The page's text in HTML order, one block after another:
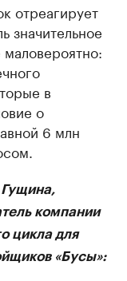
отреагирует
значительное
в
о
6 млн
компании
цикла для
«Бусы»: